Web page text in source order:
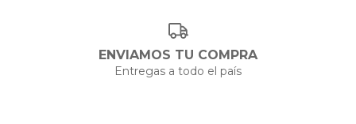
ENVIAMOS TU COMPRA
Entregas a todo el país